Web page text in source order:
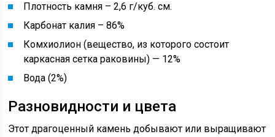
Плотность камня – 2,6 г/куб. см.
Карбонат калия – 86%
Комхиолион (вещество, из которого состоит
каркасная сетка раковины) — 12%
Вода (2%)
Разновидности и цвета
Этот драгоценный камень добывают или выращивают